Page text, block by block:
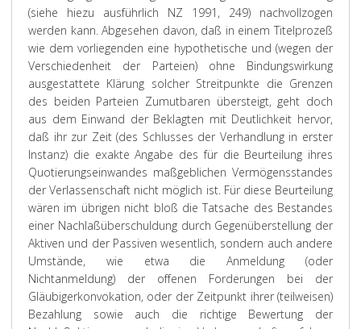
(siehe hiezu ausführlich NZ 1991, 249) nachvollzogen
werden kann. Abgesehen davon, daß in einem Titelprozeß
wie dem vorliegenden eine hypothetische und (wegen der
Verschiedenheit der Parteien) ohne Bindungswirkung
ausgestattete Klärung solcher Streitpunkte die Grenzen
des beiden Parteien Zumutbaren übersteigt, geht doch
aus dem Einwand der Beklagten mit Deutlichkeit hervor,
daß ihr zur Zeit (des Schlusses der Verhandlung in erster
Instanz) die exakte Angabe des für die Beurteilung ihres
Quotierungseinwandes maßgeblichen Vermögensstandes
der Verlassenschaft nicht möglich ist. Für diese Beurteilung
wären im übrigen nicht bloß die Tatsache des Bestandes
einer Nachlaßüberschuldung durch Gegenüberstellung der
Aktiven und der Passiven wesentlich, sondern auch andere
Umstände, wie etwa die Anmeldung (oder
Nichtanmeldung) der offenen Forderungen bei der
Gläubigerkonvokation, oder der Zeitpunkt ihrer (teilweisen)
Bezahlung sowie auch die richtige Bewertung der